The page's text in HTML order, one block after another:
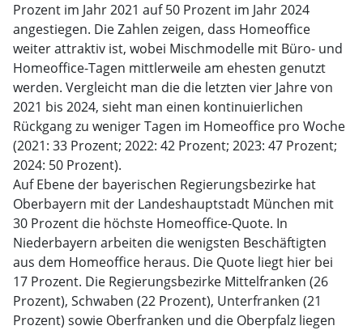
Prozent im Jahr 2021 auf 50 Prozent im Jahr 2024
angestiegen. Die Zahlen zeigen, dass Homeoffice
weiter attraktiv ist, wobei Mischmodelle mit Büro- und
Homeoffice-Tagen mittlerweile am ehesten genutzt
werden. Vergleicht man die die letzten vier Jahre von
2021 bis 2024, sieht man einen kontinuierlichen
Rückgang zu weniger Tagen im Homeoffice pro Woche
(2021: 33 Prozent; 2022: 42 Prozent; 2023: 47 Prozent;
2024: 50 Prozent).
Auf Ebene der bayerischen Regierungsbezirke hat
Oberbayern mit der Landeshauptstadt München mit
30 Prozent die höchste Homeoffice-Quote. In
Niederbayern arbeiten die wenigsten Beschäftigten
aus dem Homeoffice heraus. Die Quote liegt hier bei
17 Prozent. Die Regierungsbezirke Mittelfranken (26
Prozent), Schwaben (22 Prozent), Unterfranken (21
Prozent) sowie Oberfranken und die Oberpfalz liegen